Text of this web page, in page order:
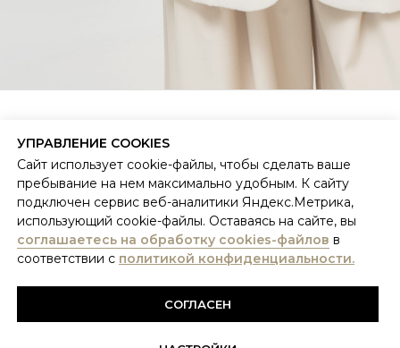
УПРАВЛЕНИЕ COOKIES
Сайт использует cookie-файлы, чтобы сделать ваше
пребывание на нем максимально удобным. К сайту
подключен сервис веб-аналитики Яндекс.Метрика,
использующий cookie-файлы. Оставаясь на сайте, вы
соглашаетесь на обработку cookies-файлов в
соответствии с политикой конфиденциальности.
СОГЛАСЕН
О БРЕНДЕ
Философия и ценности
Стать дилером
Контакты
ВКонтакте
ПОКУПАТЕЛЯМ
Система лояльности
Обратная связь
Доставка и возврат
Политика конфиденциальности
БЫТЬ ТЕМ, КТО ТЫ ЕСТЬ.